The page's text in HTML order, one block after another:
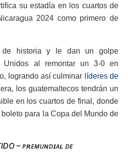
su estadía en los cuartos de
2024 como primero de
de historia y le dan un golpe
Unidos al remontar un 3-0 en
logrando así culminar líderes de
los guatemaltecos tendrán un
en los cuartos de final, donde
para la Copa del Mundo de
– ᴘʀᴇᴍᴜɴᴅɪᴀʟ ᴅᴇ